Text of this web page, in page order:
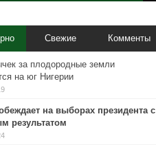
Свежие Комменты
за плодородные земли
на юг Нигерии
на выборах президента с
результатом